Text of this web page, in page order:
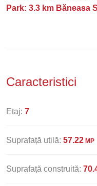
Park: 3.3 km Băneasa
Caracteristici
Etaj: 7
Suprafață utilă: 57.22 MP
Suprafață construită: